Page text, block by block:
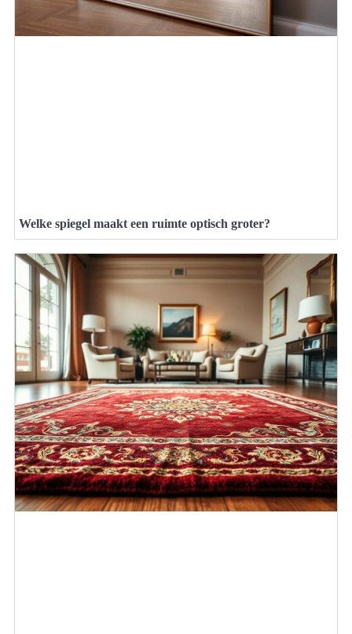
Welke spiegel maakt een ruimte optisch groter?